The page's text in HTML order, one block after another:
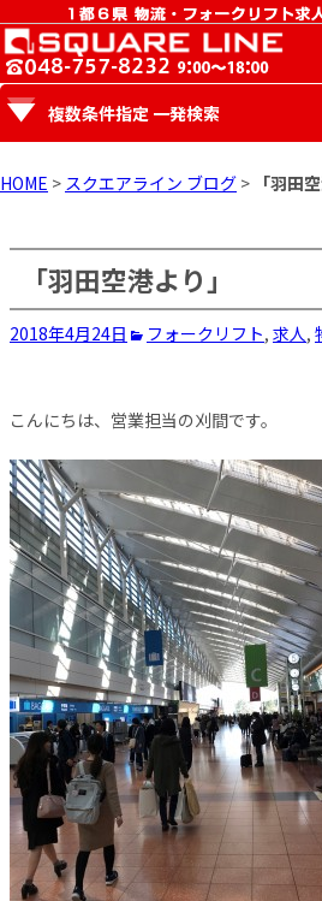
MENU
複数条件指定 一発検索
HOME > スクエアライン ブログ > 「羽田
「羽田空港より」
2018年4月24日 フォークリフト, 求人,
こんにちは、営業担当の刈間です。